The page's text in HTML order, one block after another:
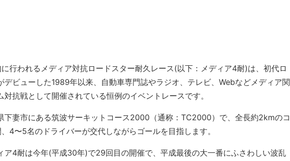
行われるメディア対抗ロードスター耐久レース(以下：メディア4耐)は、初代ロ
デビューした1989年以来、自動車専門誌やラジオ、テレビ、Webなどメディア関
対抗戦として開催されている恒例のイベントレースです。
下妻市にある筑波サーキットコース2000（通称：TC2000）で、全長約2kmのコ
4〜5名のドライバーが交代しながらゴールを目指します。
ア4耐は今年(平成30年)で29回目の開催で、平成最後の大一番にふさわしい波乱